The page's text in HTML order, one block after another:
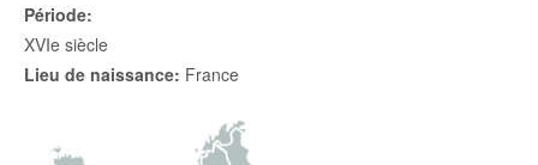
Période:
XVIe siècle
Lieu de naissance: France